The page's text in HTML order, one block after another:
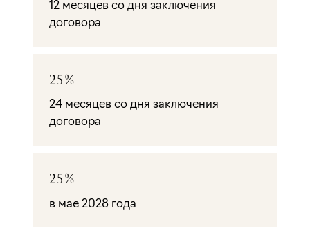
12 месяцев со дня заключения
договора
25%
24 месяцев со дня заключения
договора
25%
в мае 2028 года